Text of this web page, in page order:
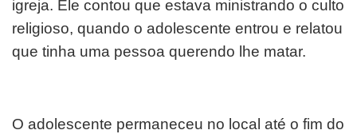
igreja. Ele contou que estava ministrando o culto
religioso, quando o adolescente entrou e relatou
que tinha uma pessoa querendo lhe matar.
O adolescente permaneceu no local até o fim do